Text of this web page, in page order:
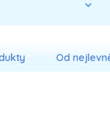
Od